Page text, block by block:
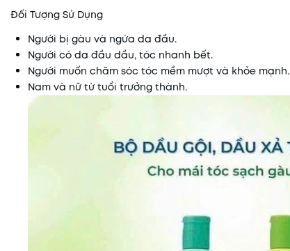
Đối Tượng Sử Dụng
Người bị gàu và ngứa da đầu.
Người có da đầu dầu, tóc nhanh bết.
Người muốn chăm sóc tóc mềm mượt và khỏe mạnh.
Nam và nữ từ tuổi trưởng thành.